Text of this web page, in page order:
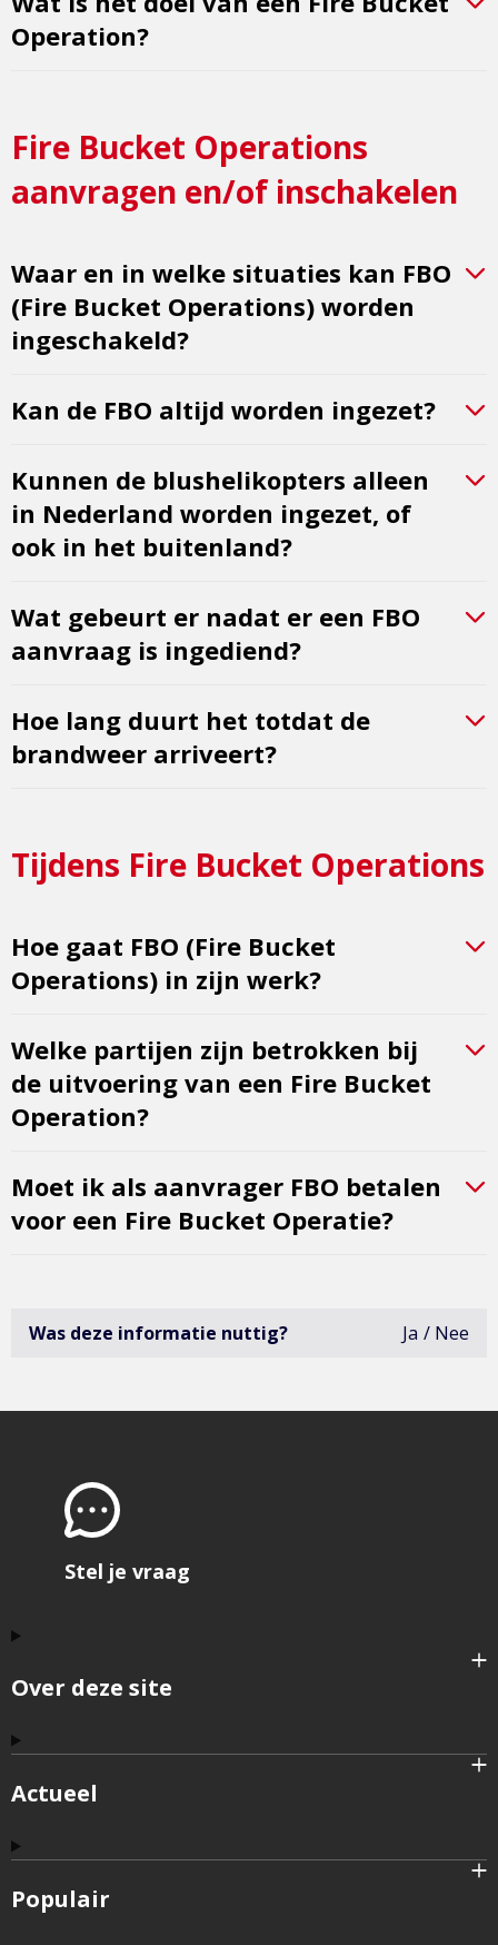
Operation?
Fire Bucket Operations
aanvragen en/of inschakelen
Waar en in welke situaties kan FBO
(Fire Bucket Operations) worden
ingeschakeld?
Kan de FBO altijd worden ingezet?
Kunnen de blushelikopters alleen
in Nederland worden ingezet, of
ook in het buitenland?
Wat gebeurt er nadat er een FBO
aanvraag is ingediend?
Hoe lang duurt het totdat de
brandweer arriveert?
Tijdens Fire Bucket Operations
Hoe gaat FBO (Fire Bucket
Operations) in zijn werk?
Welke partijen zijn betrokken bij
de uitvoering van een Fire Bucket
Operation?
Moet ik als aanvrager FBO betalen
voor een Fire Bucket Operatie?
Was deze informatie nuttig? Ja Nee
Over deze site
Actueel
Populair
Stel je vraag